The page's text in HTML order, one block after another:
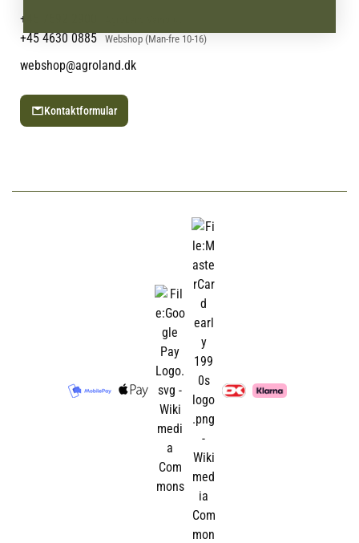
+45 7692 2900
+45 4630 0885 Webshop (Man-fre 10-16)
webshop@agroland.dk
Kontaktformular